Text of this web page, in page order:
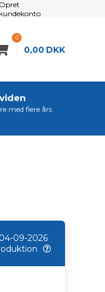
Opret
kundekonto
0
0,00 DKK
med flere års
09-2026